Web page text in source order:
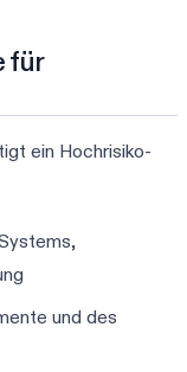
für
ein Hochrisiko-
und des